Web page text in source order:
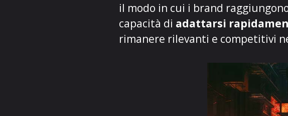
il modo in cui i brand
capacità di adattarsi
rimanere rilevanti e competitivi